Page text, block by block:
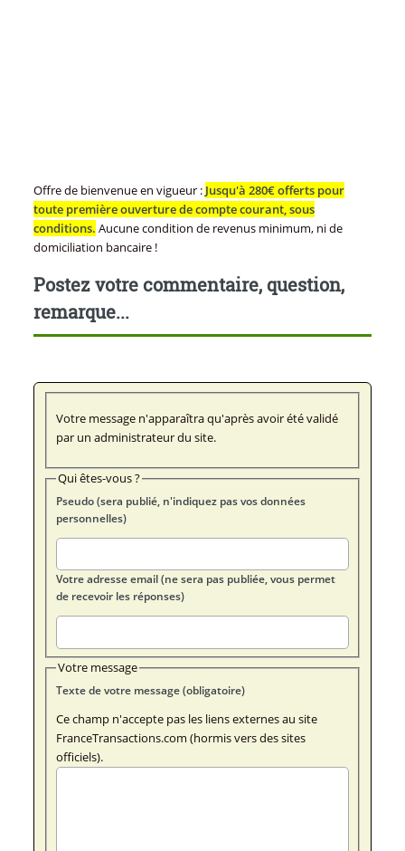
Offre de bienvenue en vigueur : Jusqu'à 280€ offerts pour
toute première ouverture de compte courant, sous
conditions. Aucune condition de revenus minimum, ni de
domiciliation bancaire !
Postez votre commentaire, question,
remarque...
Votre message n'apparaîtra qu'après avoir été validé
par un administrateur du site.
Qui êtes-vous ?
Pseudo (sera publié, n'indiquez pas vos données
personnelles)
Votre adresse email (ne sera pas publiée, vous permet
de recevoir les réponses)
Votre message
Texte de votre message (obligatoire)
Ce champ n'accepte pas les liens externes au site
FranceTransactions.com (hormis vers des sites
officiels).